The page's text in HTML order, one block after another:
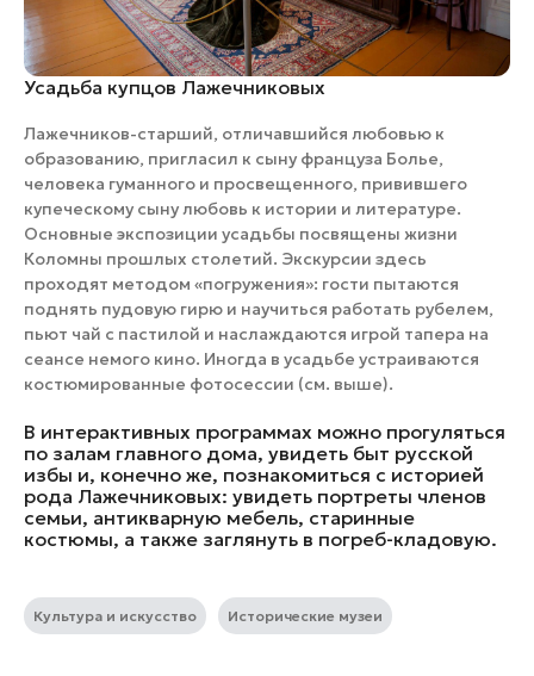
Усадьба купцов Лажечниковых
Лажечников-старший, отличавшийся любовью к
образованию, пригласил к сыну француза Болье,
человека гуманного и просвещенного, привившего
купеческому сыну любовь к истории и литературе.
Основные экспозиции усадьбы посвящены жизни
Коломны прошлых столетий. Экскурсии здесь
проходят методом «погружения»: гости пытаются
поднять пудовую гирю и научиться работать рубелем,
пьют чай с пастилой и наслаждаются игрой тапера на
сеансе немого кино. Иногда в усадьбе устраиваются
костюмированные фотосессии (см. выше).
В интерактивных программах можно прогуляться
по залам главного дома, увидеть быт русской
избы и, конечно же, познакомиться с историей
рода Лажечниковых: увидеть портреты членов
семьи, антикварную мебель, старинные
костюмы, а также заглянуть в погреб-кладовую.​
Культура и искусство Исторические музеи